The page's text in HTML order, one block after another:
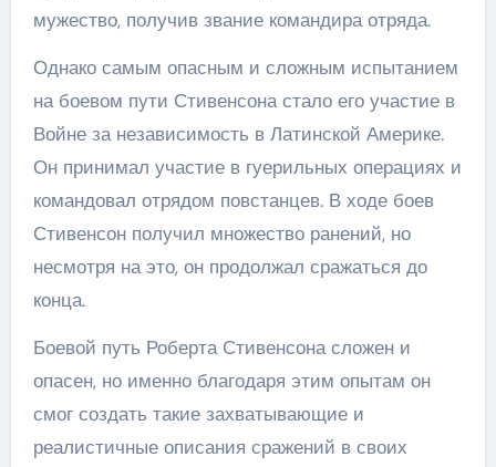
мужество, получив звание командира отряда.
Однако самым опасным и сложным испытанием
на боевом пути Стивенсона стало его участие в
Войне за независимость в Латинской Америке.
Он принимал участие в гуерильных операциях и
командовал отрядом повстанцев. В ходе боев
Стивенсон получил множество ранений, но
несмотря на это, он продолжал сражаться до
конца.
Боевой путь Роберта Стивенсона сложен и
опасен, но именно благодаря этим опытам он
смог создать такие захватывающие и
реалистичные описания сражений в своих